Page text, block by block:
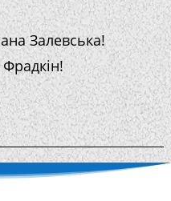
Залевська!